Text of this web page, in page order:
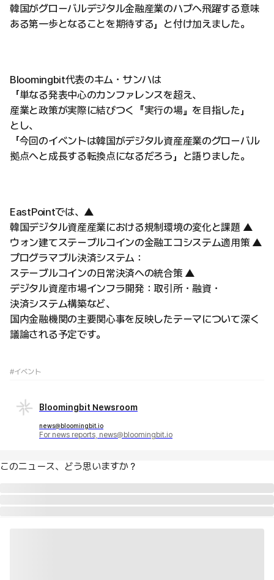
韓国がグローバルデジタル金融産業のハブへ飛躍する意味
ある第一歩となることを期待する」と付け加えました。
Bloomingbit代表のキム・サンハは
「単なる発表中心のカンファレンスを超え、
産業と政策が実際に結びつく『実行の場』を目指した」
とし、
「今回のイベントは韓国がデジタル資産産業のグローバル
拠点へと成長する転換点になるだろう」と語りました。
EastPointでは、▲
韓国デジタル資産産業における規制環境の変化と課題 ▲
ウォン建てステーブルコインの金融エコシステム適用策 ▲
プログラマブル決済システム：
ステーブルコインの日常決済への統合策 ▲
デジタル資産市場インフラ開発：取引所・融資・
決済システム構築など、
国内金融機関の主要関心事を反映したテーマについて深く
議論される予定です。
#イベント
Bloomingbit Newsroom
news@bloomingbit.io
For news reports, news@bloomingbit.io
このニュース、どう思いますか？